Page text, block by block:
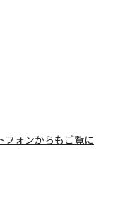
フォンからもご覧に